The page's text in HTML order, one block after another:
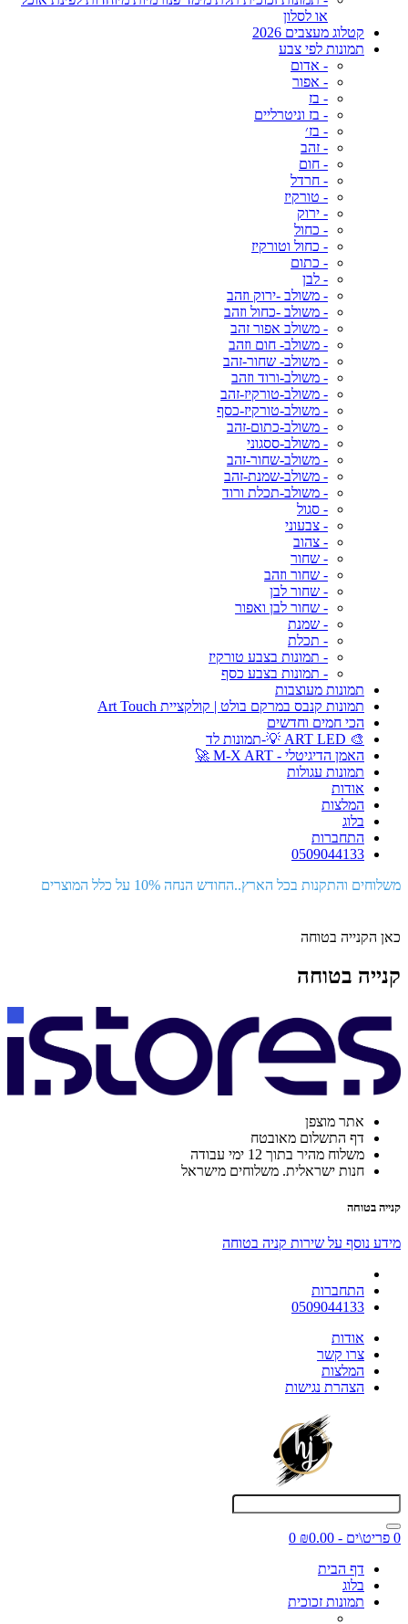
או לסלון
קטלוג מעצבים 2026
תמונות לפי צבע
- אדום
- אפור
- בז
- בז וניטרליים
- בז׳
- זהב
- חום
- חרדל
- טורקיז
- ירוק
- כחול
- כחול וטורקיז
- כתום
- לבן
- משולב -ירוק וזהב
- משולב -כחול וזהב
- משולב אפור זהב
- משולב- חום וזהב
- משולב- שחור-זהב
- משולב-ורוד וזהב
- משולב-טורקיז-זהב
- משולב-טורקיז-כסף
- משולב-כתום-זהב
- משולב-ססגוני
- משולב-שחור-זהב
- משולב-שמנת-זהב
- משולב-תכלת ורוד
- סגול
- צבעוני
- צהוב
- שחור
- שחור וזהב
- שחור לבן
- שחור לבן ואפור
- שמנת
- תכלת
- תמונות בצבע טורקיז
- תמונות בצבע כסף
תמונות מעוצבות
תמונות קנבס במרקם בולט | קולקציית Art Touch
הכי חמים וחדשים
🎨 ART LED 💡-תמונות לד
האמן הדיגיטלי - M-X ART 🚀
תמונות עגולות
אודות
המלצות
בלוג
התחברות
0509044133
משלוחים והתקנות בכל הארץ..החודש הנחה 10% על כלל המוצרים
כאן הקנייה בטוחה
קנייה בטוחה
אתר מוצפן
דף התשלום מאובטח
משלוח מהיר בתוך 12 ימי עבודה
חנות ישראלית. משלוחים מישראל
קנייה בטוחה
מידע נוסף על שירות קניה בטוחה
התחברות
0509044133
אודות
צרו קשר
המלצות
הצהרת נגישות
0 פריט\ים - ₪0.00
0
דף הבית
בלוג
תמונות זכוכית